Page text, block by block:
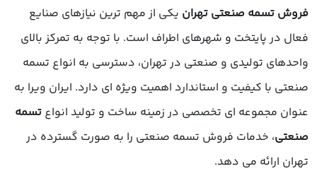
فروش تسمه صنعتی تهران یکی از مهم ترین نیازهای صنایع
فعال در پایتخت و شهرهای اطراف است. با توجه به تمرکز بالای
واحدهای تولیدی و صنعتی در تهران، دسترسی به انواع تسمه
صنعتی با کیفیت و استاندارد اهمیت ویژه ای دارد. ایران ویرا به
عنوان مجموعه ای تخصصی در زمینه ساخت و تولید انواع تسمه
صنعتی، خدمات فروش تسمه صنعتی را به صورت گسترده در
تهران ارائه می دهد.